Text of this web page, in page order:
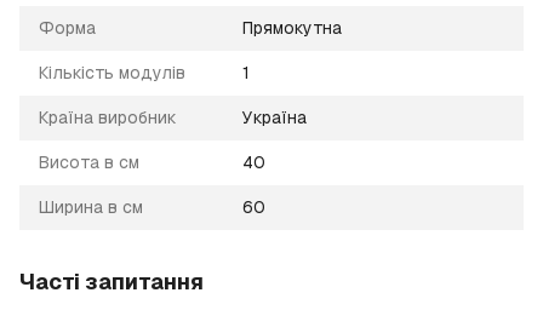
Форма Прямокутна
Кількість модулів 1
Країна виробник Україна
Висота в см 40
Ширина в см 60
Часті запитання